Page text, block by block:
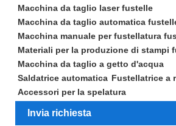
Macchina da taglio laser fustelle
Macchina da taglio automatica
Macchina manuale per fustellatura
Materiali per la produzione di stampi
Macchina da taglio a getto d'acqua
Saldatrice automatica Fustellatrice a
Accessori per la spelatura
Invia richiesta